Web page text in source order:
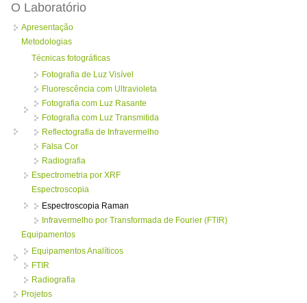
O Laboratório
Apresentação
Metodologias
Técnicas fotográficas
Fotografia de Luz Visível
Fluorescência com Ultravioleta
Fotografia com Luz Rasante
Fotografia com Luz Transmitida
Reflectografia de Infravermelho
Falsa Cor
Radiografia
Espectrometria por XRF
Espectroscopia
Espectroscopia Raman
Infravermelho por Transformada de Fourier (FTIR)
Equipamentos
Equipamentos Analíticos
FTIR
Radiografia
Projetos